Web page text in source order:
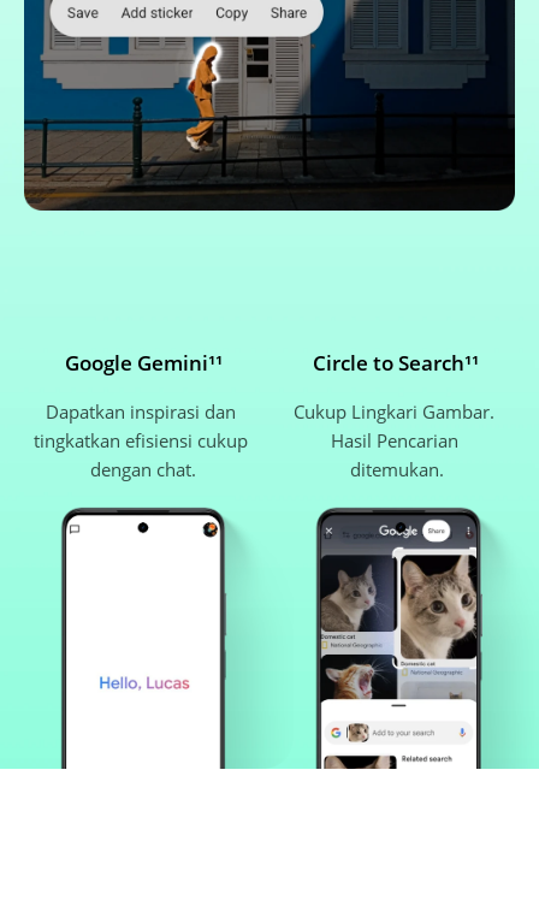
Cukup Lingkari Gambar.
Hasil Pencarian
ditemukan.
Circle to Search¹¹
Dapatkan inspirasi dan
tingkatkan efisiensi cukup
dengan chat.
Google Gemini¹¹